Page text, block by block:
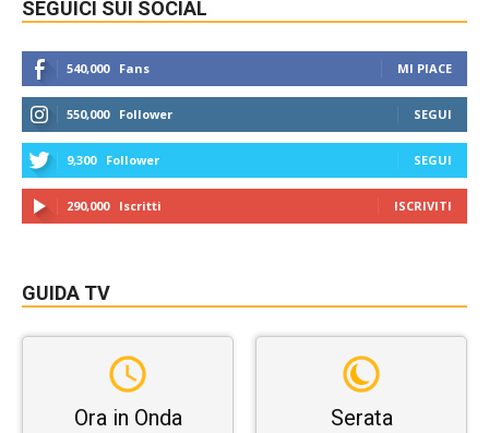
SEGUICI SUI SOCIAL
540,000 Fans MI PIACE
550,000 Follower SEGUI
9,300 Follower SEGUI
290,000 Iscritti ISCRIVITI
GUIDA TV
Ora in Onda Serata